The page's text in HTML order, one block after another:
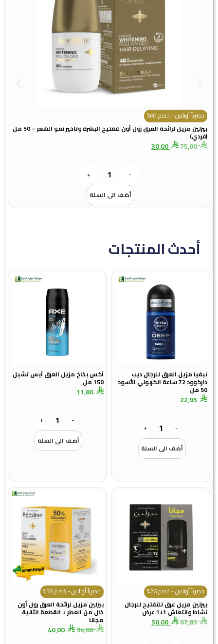
حصرياً أونلاين - خصم 60%
بيزلين مزيل لرائحة العرق رول أون لتفتيح البشرة وتاخير نمو الشعر – 50 مل
(فردي)
75,00
30,00
-
+
أضف الى السلة
أحدث المنتجات
نيفيا مزيل العرق للرجال ديب
داركوود 72 ساعة الكربوني الأسود
50 مل
22,95
-
+
أضف الى السلة
آكس بخاخ مزيل العرق آيس تشيل
150 مل
11,80
-
+
أضف الى السلة
حصرياً أونلاين - خصم 26%
بيزلين مزيل عرق للتفتيح للرجال
نشاط وانتعاش 1+1 عرض
67,85
50,00
حصرياً أونلاين - خصم 58%
بيزلين مزيل لرائحة العرق رول أون
خال من العطر + القطعة الثانية
مجانا
94,88
40,00